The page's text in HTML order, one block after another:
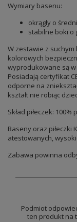
Wymiary basenu:
okrągły o
stabilne boki o
W zestawie z
kolorowych
wyprodukowane są
Posiadają certyfikat
odporne na
kształt nie robiąc
Skład piłeczek: 100%
Baseny oraz piłeczki
atestowanych,
Zabawa powinna
Podmiot
ten produkt na